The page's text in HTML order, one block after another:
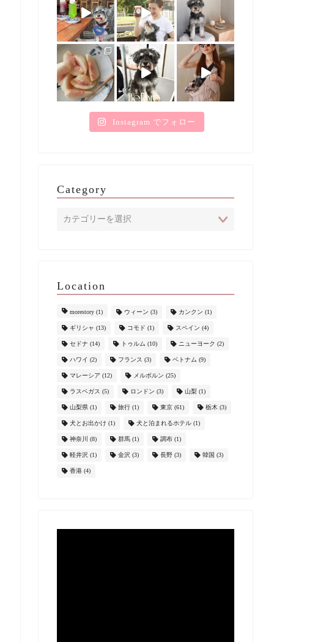
Instagram でフォロー
Category
Location
morestory(1) ウィーン (3) カンクン (1)
ギリシャ (13) コモド (1) スペイン (4)
セドナ (14) トゥルム (10) ニューヨーク (2)
ハワイ (2) フランス (3) ベトナム (9)
マレーシア (12) メルボルン (25)
ラスベガス (5) ロンドン (3) 山梨 (1)
山梨県(1) 旅行(1) 東京(61) 栃木(3)
犬とお出かけ (1) 犬と泊まれるホテル(1)
神奈川 (8) 群馬(1) 調布(1)
軽井沢 (1) 金沢 (3) 長野(3) 韓国 (3)
香港(4)